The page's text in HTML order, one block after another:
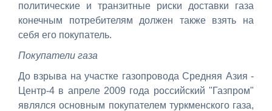
политические и транзитные риски доставки газа
конечным потребителям должен также взять на
себя его покупатель.
Покупатели газа
До взрыва на участке газопровода Средняя Азия -
Центр-4 в апреле 2009 года российский "Газпром"
являлся основным покупателем туркменского газа,